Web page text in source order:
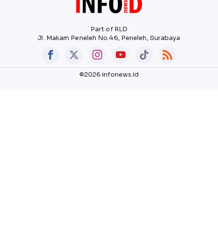
Part of RLD
Jl. Makam Peneleh No.46, Peneleh, Surabaya
©2026 infonews.id